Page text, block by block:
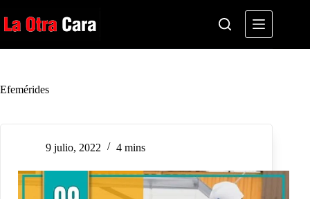
al
contenido
Efemérides
9 julio, 2022 4 mins